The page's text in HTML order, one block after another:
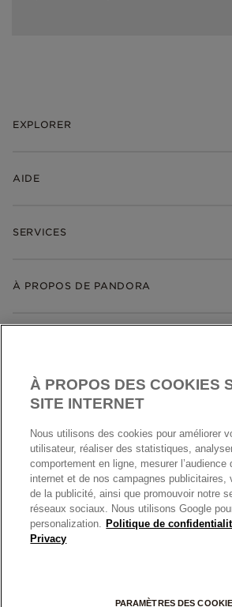
EXPLORER
Bijoux
Trouver une boutique
AIDE
Suivre ma commande
Échanges et retours
Garantie
Nous contacter
*Conditions des offres en cours
SERVICES
Gravure
Nettoyage & Entretien
Conditions générales de My Pandora
À PROPOS DE PANDORA
Politique de confidentialité
Protection des données
Conditions générales de vente
Conditions générales de vente Click &
Plateforme ODR
FRANCE France
© TOUS DROITS RESERVES. 2026
À PROPOS DES COOKIES
SITE INTERNET
Nous utilisons des cookies pour améliorer
utilisateur, réaliser des statistiques,
comportement en ligne, mesurer l’audience
internet et de nos campagnes publicitaires,
de la publicité, ainsi que promouvoir notre
réseaux sociaux. Nous utilisons Google
personalization. Politique de
Privacy
PARAMÈTRES DES